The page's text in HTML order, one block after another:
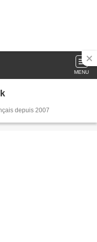
MENU
depuis 2007